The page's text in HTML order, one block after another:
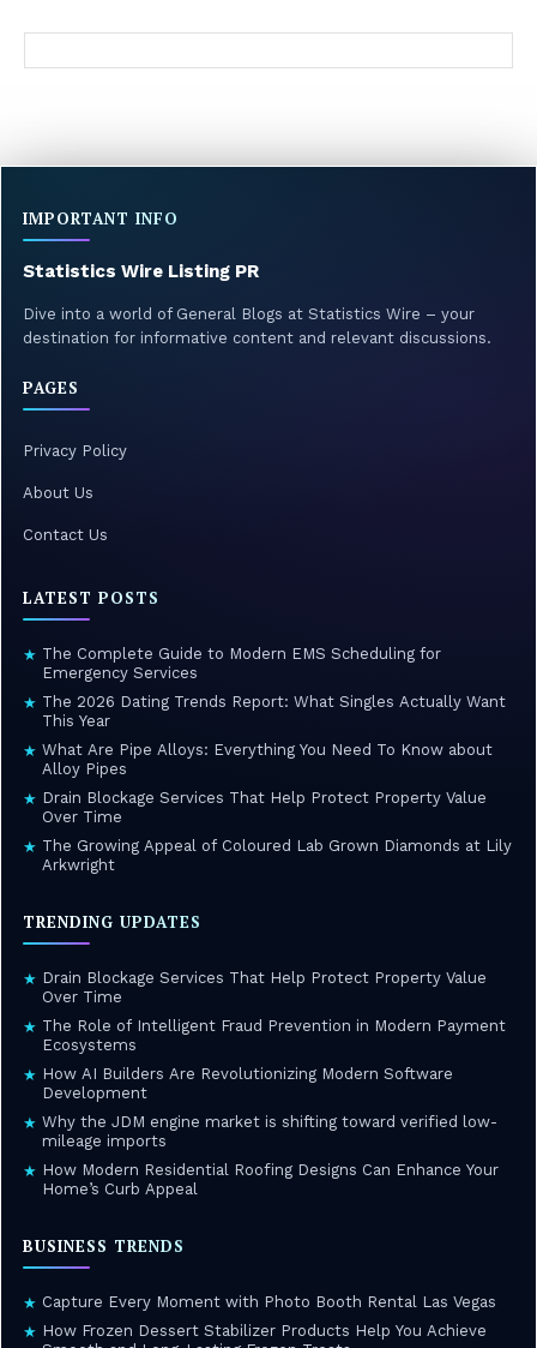
IMPORTANT INFO
Statistics Wire Listing PR
Dive into a world of General Blogs at Statistics Wire – your
destination for informative content and relevant discussions.
PAGES
Privacy Policy
About Us
Contact Us
LATEST POSTS
★ The Complete Guide to Modern EMS Scheduling for
Emergency Services
★ The 2026 Dating Trends Report: What Singles Actually Want
This Year
★ What Are Pipe Alloys: Everything You Need To Know about
Alloy Pipes
★ Drain Blockage Services That Help Protect Property Value
Over Time
★ The Growing Appeal of Coloured Lab Grown Diamonds at Lily
Arkwright
TRENDING UPDATES
★ Drain Blockage Services That Help Protect Property Value
Over Time
★ The Role of Intelligent Fraud Prevention in Modern Payment
Ecosystems
★ How AI Builders Are Revolutionizing Modern Software
Development
★ Why the JDM engine market is shifting toward verified low-
mileage imports
★ How Modern Residential Roofing Designs Can Enhance Your
Home’s Curb Appeal
BUSINESS TRENDS
★ Capture Every Moment with Photo Booth Rental Las Vegas
★ How Frozen Dessert Stabilizer Products Help You Achieve